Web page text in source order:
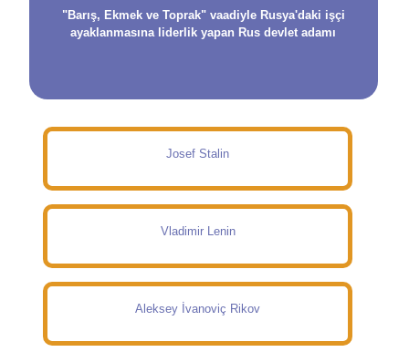
"Barış, Ekmek ve Toprak" vaadiyle Rusya'daki işçi
ayaklanmasına liderlik yapan Rus devlet adamı
Josef Stalin
Vladimir Lenin
Aleksey İvanoviç Rikov